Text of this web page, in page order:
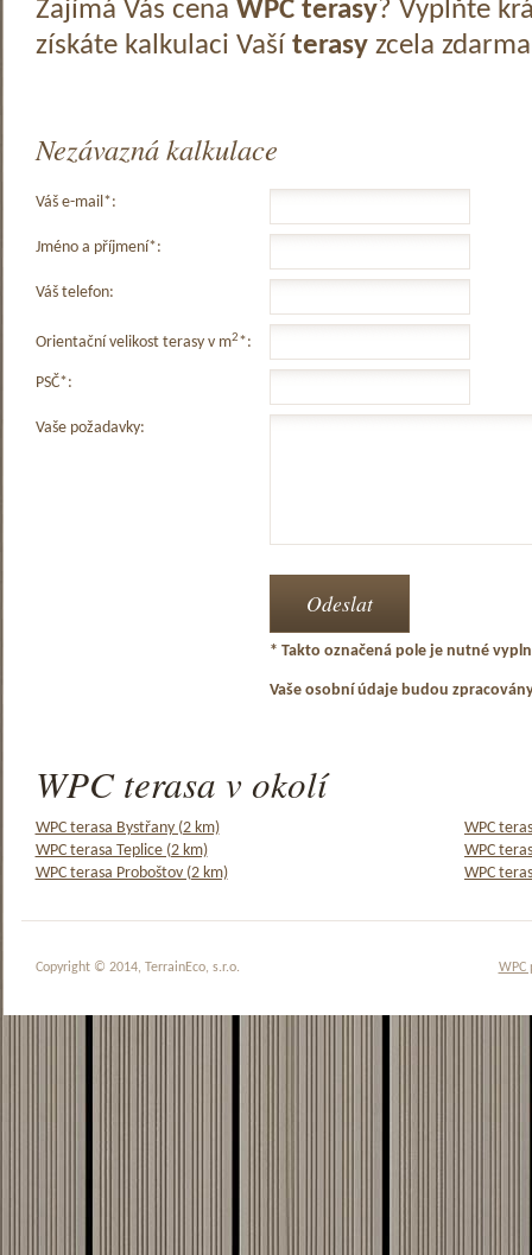
Zajímá Vás cena WPC terasy? Vyplňte
získáte kalkulaci Vaší terasyzcela
Nezávazná kalkulace
Váš e-mail*:
Jméno a příjmení*:
Váš telefon:
Orientační velikost terasy v m2*:
PSČ*:
Vaše požadavky:
* Takto označená pole je nutné
Vaše osobní údaje budou
WPC terasa v okolí
WPC terasa Bystřany (2 km)
WPC
WPC terasa Teplice (2 km)
WPC
WPC terasa Proboštov (2 km)
WPC
WPC
Copyright © 2014, TerrainEco, s.r.o.